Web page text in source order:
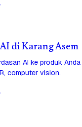
di Karang Asem
AI ke produk
computer vision.